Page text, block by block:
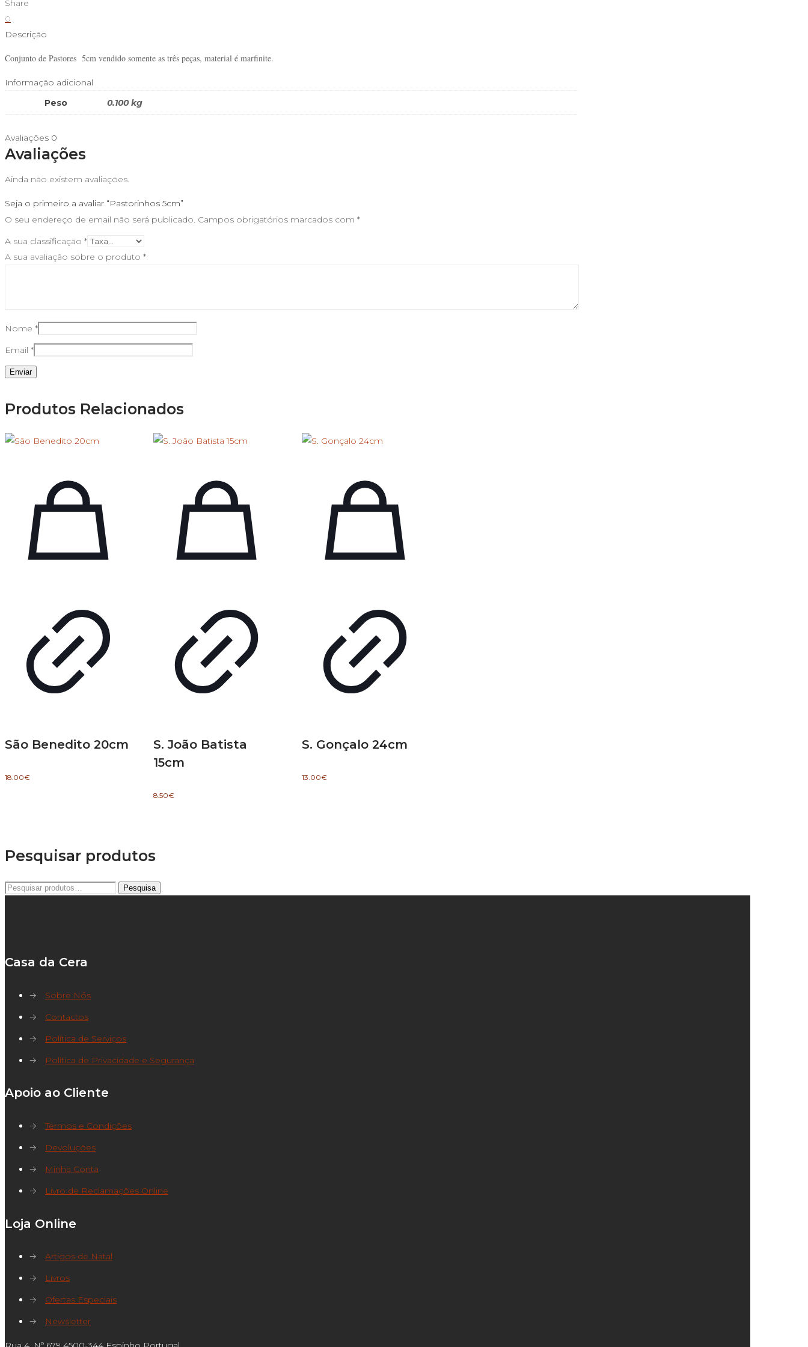
5cm
Share
0
Descrição
Conjunto de Pastores 5cm vendido somente as três peças, material é marfinite.
Informação adicional
Peso
0.100 kg
Avaliações 0
Avaliações
Ainda não existem avaliações.
Seja o primeiro a avaliar “Pastorinhos 5cm”
O seu endereço de email não será publicado. Campos obrigatórios marcados com *
A sua classificação *
A sua avaliação sobre o produto *
Nome *
Email *
Produtos Relacionados
São Benedito 20cm
18.00€
S. João Batista
15cm
8.50€
S. Gonçalo 24cm
13.00€
Pesquisar produtos
Pesquisar
Pesquisa
Casa da Cera
→
Sobre Nós
→
Contactos
→
Política de Serviços
→
Política de Privacidade e Segurança
Apoio ao Cliente
→
Termos e Condições
→
Devoluções
→
Minha Conta
→
Livro de Reclamações Online
Loja Online
→
Artigos de Natal
→
Livros
→
Ofertas Especiais
→
Newsletter